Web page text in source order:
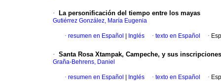
· La personificación del tiempo entre los mayas
Gutiérrez González, María Eugenia
· resumen en Español Inglés · texto en Español ·
· Santa Rosa Xtampak, Campeche, y sus inscripciones
Graña-Behrens, Daniel
· resumen en Español Inglés · texto en Español ·